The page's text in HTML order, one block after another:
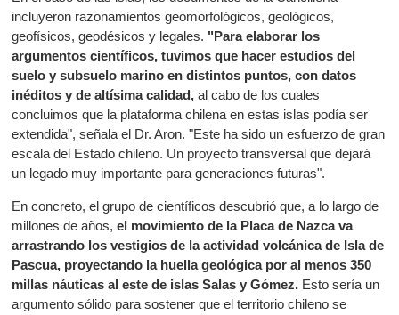
incluyeron razonamientos geomorfológicos, geológicos,
geofísicos, geodésicos y legales. "Para elaborar los
argumentos científicos, tuvimos que hacer estudios del
suelo y subsuelo marino en distintos puntos, con datos
inéditos y de altísima calidad, al cabo de los cuales
concluimos que la plataforma chilena en estas islas podía ser
extendida", señala el Dr. Aron. "Este ha sido un esfuerzo de gran
escala del Estado chileno. Un proyecto transversal que dejará
un legado muy importante para generaciones futuras".
En concreto, el grupo de científicos descubrió que, a lo largo de
millones de años,el movimiento de la Placa de Nazca va
arrastrando los vestigios de la actividad volcánica de Isla de
Pascua, proyectando la huella geológica por al menos 350
millas náuticas al este de islas Salas y Gómez. Esto sería un
argumento sólido para sostener que el territorio chileno se